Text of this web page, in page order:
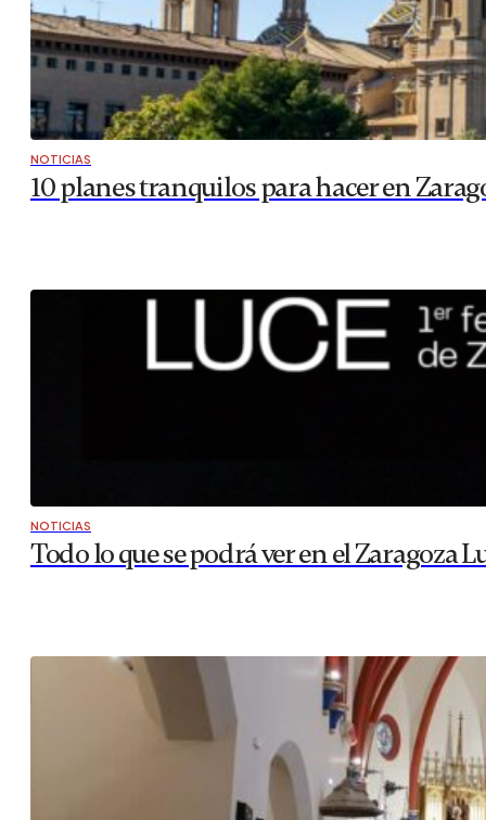
NOTICIAS
10 planes tranquilos para hacer en
NOTICIAS
Todo lo que se podrá ver en el Zaragoza